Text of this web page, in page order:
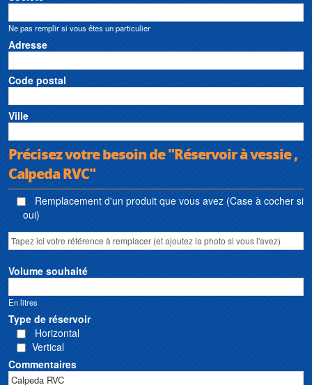
Ne pas remplir si vous êtes un particulier
Adresse
Code postal
Ville
Précisez votre besoin de "Réservoir à vessie ,
Calpeda RVC"
Remplacement d'un produit que vous avez (Case à cocher si
oui)
Volume souhaité
En litres
Type de réservoir
Horizontal
Vertical
Commentaires